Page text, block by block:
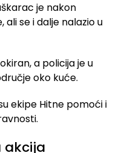
je nakon
se i dalje nalazio u
a policija je u
oko kuće.
ekipe Hitne pomoći i
akcija